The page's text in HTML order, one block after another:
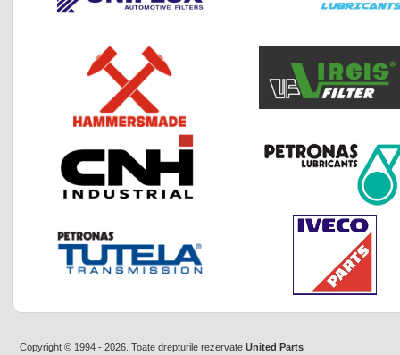
Copyright © 1994 - 2026. Toate drepturile rezervate United Parts